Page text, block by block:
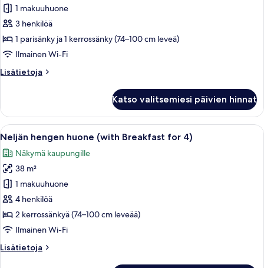
(with
Breakfast
for
3)
1 makuuhuone
3 henkilöä
1 parisänky ja 1 kerrossänky (74–100 cm leveä)
Ilmainen Wi-Fi
Lisätietoja
Lisätietoja
Breakfast
for
3)
Katso valitsemiesi päivien hinnat
Avaa
kaikki
huonetyypin
Neljän
hengen
huone
(with
Breakfast
4)
Pöytä on katettu erilaisilla
11
Neljän hengen huone (with Breakfast for 4)
Näkymä kaupungille
38 m²
1 makuuhuone
4 henkilöä
2 kerrossänkyä (74–100 cm leveää)
Ilmainen Wi-Fi
Lisätietoja
Lisätietoja